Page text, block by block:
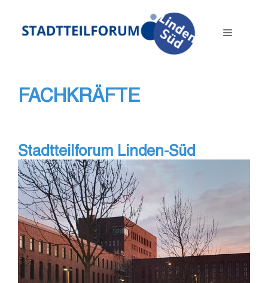
springen
Menü
FACHKRÄFTE
Stadtteilforum Linden-Süd